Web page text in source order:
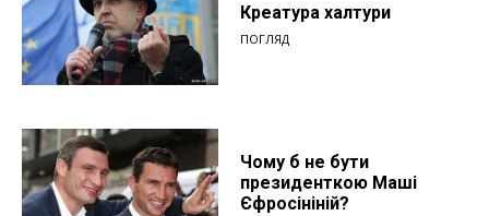
Креатура халтури
ПОГЛЯД
Чому б не бути
президенткою Маші
Єфросініній?